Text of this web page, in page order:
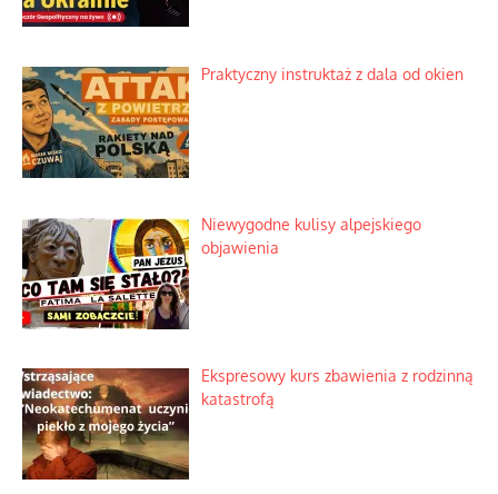
Praktyczny instruktaż z dala od okien
Niewygodne kulisy alpejskiego
objawienia
Ekspresowy kurs zbawienia z rodzinną
katastrofą